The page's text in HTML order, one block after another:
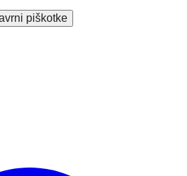
piškotke